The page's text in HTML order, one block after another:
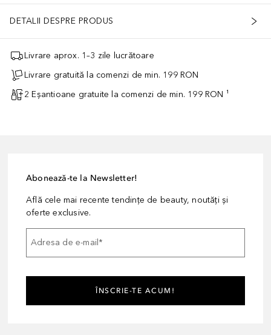
DETALII DESPRE PRODUS
Livrare aprox. 1–3 zile lucrătoare
Livrare gratuită la comenzi de min. 199 RON
2 Eșantioane gratuite la comenzi de min. 199 RON ¹
Abonează-te la Newsletter!
Află cele mai recente tendințe de beauty, noutăți și
oferte exclusive.
Adresa de e-mail*
ÎNSCRIE-TE ACUM!